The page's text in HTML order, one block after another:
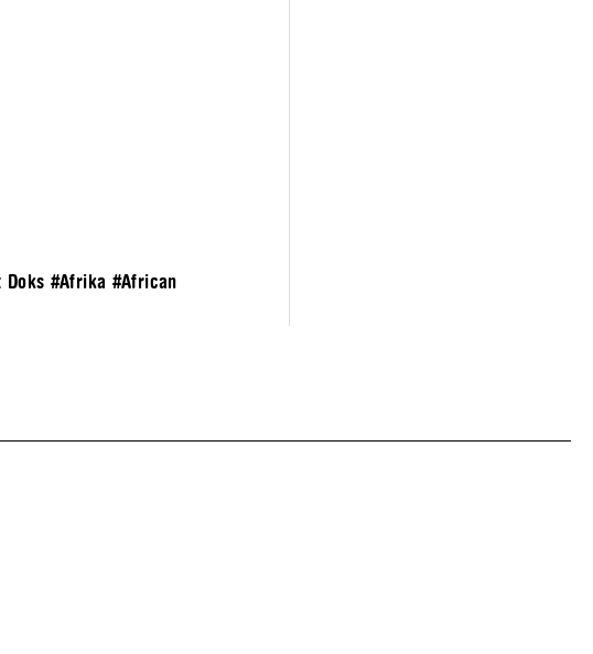
Doks #Afrika #African